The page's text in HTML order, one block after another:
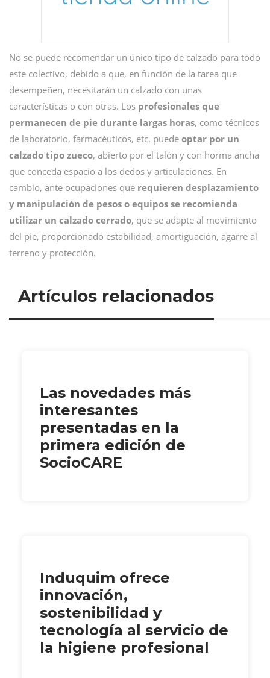
No se puede recomendar un único tipo de calzado para todo
este colectivo, debido a que, en función de la tarea que
desempeñen, necesitarán un calzado con unas
características o con otras. Los profesionales que
permanecen de pie durante largas horas, como técnicos
de laboratorio, farmacéuticos, etc. puede optar por un
calzado tipo zueco, abierto por el talón y con horma ancha
que conceda espacio a los dedos y articulaciones. En
cambio, ante ocupaciones que requieren desplazamiento
y manipulación de pesos o equipos se recomienda
utilizar un calzado cerrado, que se adapte al movimiento
del pie, proporcionado estabilidad, amortiguación, agarre al
terreno y protección.
Artículos relacionados
Las novedades más
interesantes
presentadas en la
primera edición de
SocioCARE
Induquim ofrece
innovación,
sostenibilidad y
tecnología al servicio de
la higiene profesional